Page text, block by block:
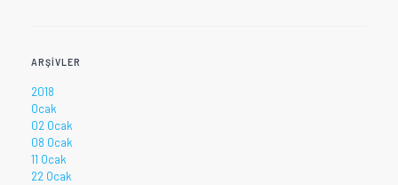
ARŞIVLER
2018
Ocak
02 Ocak
08 Ocak
11 Ocak
22 Ocak